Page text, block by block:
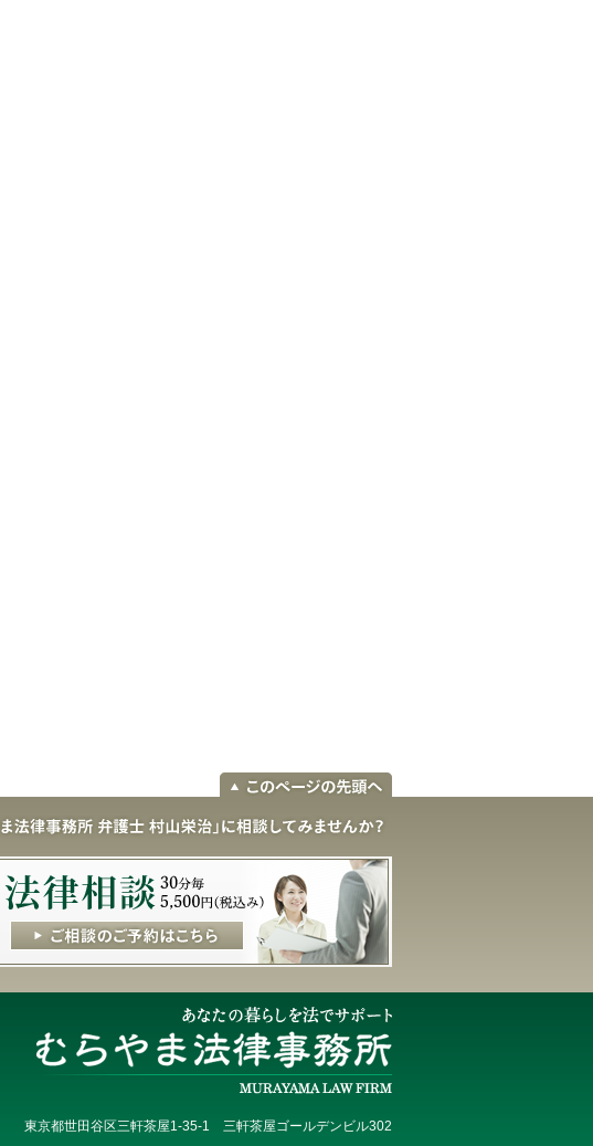
東京都世田谷区三軒茶屋1-35-1 三軒茶屋ゴールデンビル302